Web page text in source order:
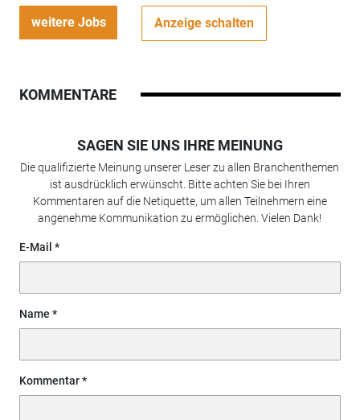
weitere Jobs Anzeige schalten
KOMMENTARE
SAGEN SIE UNS IHRE MEINUNG
Die qualifizierte Meinung unserer Leser zu allen Branchenthemen
ist ausdrücklich erwünscht. Bitte achten Sie bei Ihren
Kommentaren auf die Netiquette, um allen Teilnehmern eine
angenehme Kommunikation zu ermöglichen. Vielen Dank!
E-Mail
Name
Kommentar